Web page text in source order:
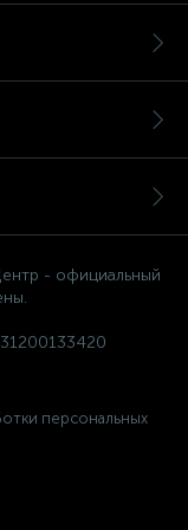
- официальный
персональных